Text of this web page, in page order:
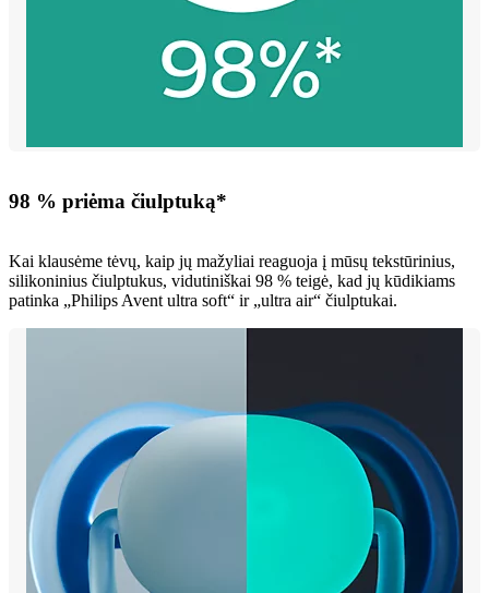
98 % priėma čiulptuką*
Kai klausėme tėvų, kaip jų mažyliai reaguoja į mūsų tekstūrinius,
silikoninius čiulptukus, vidutiniškai 98 % teigė, kad jų kūdikiams
patinka „Philips Avent ultra soft“ ir „ultra air“ čiulptukai.